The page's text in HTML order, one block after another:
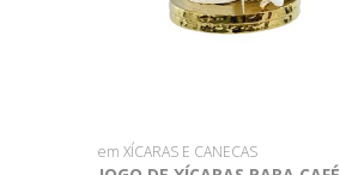
em XÍCARAS E CANECAS